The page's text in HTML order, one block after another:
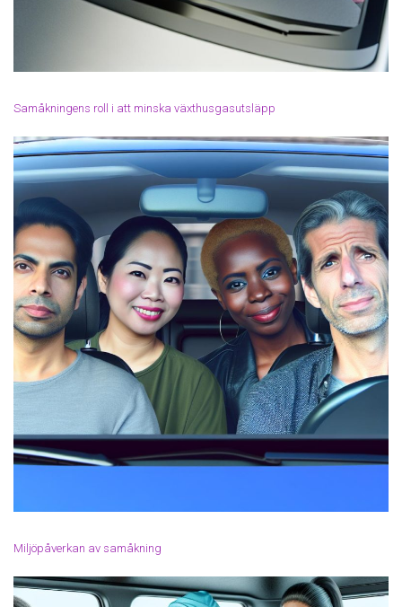
Samåkningens roll i att minska växthusgasutsläpp
Miljöpåverkan av samåkning